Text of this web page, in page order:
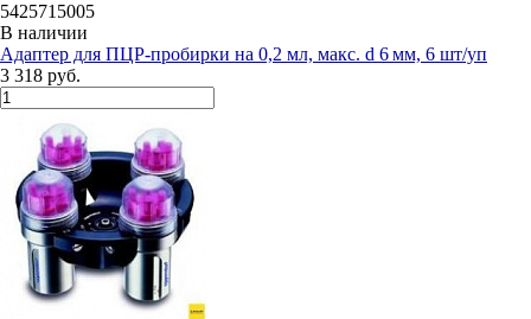
5425715005
В наличии
Адаптер для ПЦР-пробирки на 0,2 мл, макс. d 6 мм, 6 шт/уп
3 318 руб.